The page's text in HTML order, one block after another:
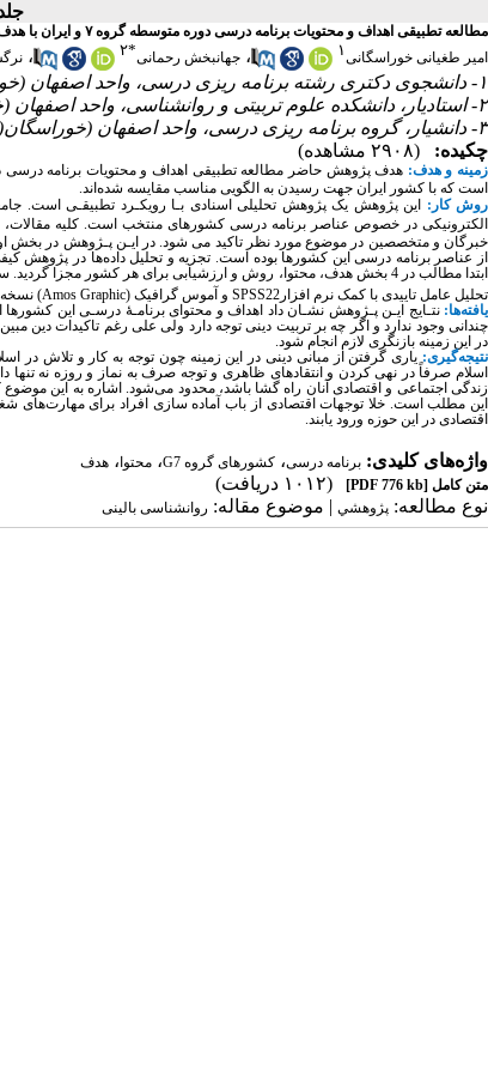
جلد ۳۰، شماره ۶ - ( ۶-
مطالعه تطبیقی اهداف و محتویات برنامه درسی دوره متوسطه گروه ۷ و ایران با هدف شناسایی تفاوت‌ها و شباهت‌های مهارت‌های شناختی و فراشناختی
امیر طغیانی خوراسگانی۱ ، جهانبخش رحمانی*۲ ،
۱- دانشجوی دکتری رشته برنامه ریزی درسی، واحد اصفهان (خوراسگان)، دانشگاه آزاد اسلامی، اصفهان، ایران،
۲- استادیار، دانشکده علوم تربیتی و روانشناسی، واحد اصفهان (خوراسگان)، دانشگاه آزاد اسلامی، اصفهان، ایران ،
۳- دانشیار، گروه برنامه ریزی درسی، واحد اصفهان (خوراسگان(، دانشگاه آزاد اسلامی، اصفهان، ایران،
چکیده:
(۲۹۰۸ مشاهده)
زمینه و هدف: هدف پژوهش حاضر مطالعه تطبیقی اهداف و محتویات برنامه
است که با کشور ایران جهت رسیدن به الگویی مناسب مقایسه شده‌اند.
روش کار: این پژوهش یک پژوهش تحلیلی اسنادی بـا رویکـرد تطبیقـی است.
الکترونیکی در خصوص عناصر برنامه درسی کشورهای منتخب است. کلیه
خبرگان و متخصصین در موضوع مورد نظر تاکید می ‌شود. در ایـن پـژوهش در بخش
از عناصر برنامه درسی این کشورها بوده است. تجزیه و تحلیل داده‌ها در پژوهش
ابتدا مطالب در 4 بخش هدف، محتوا، روش و ارزشیابی برای هر کشور
تحلیل عامل تاییدی با کمک نرم افزار SPSS22 و آموس گرافیک (Amos Graphic
) نسخه 23 استفاده شده است. در ضمن در بخش کیفی و استخراج مدل از نرم افزار
یافته‌ها:نتـایج ایـن پـژوهش نشـان داد اهداف و محتوای برنامـۀ درسـی این
چندانی وجود ندارد و اگر چه بر تربیت دینی توجه دارد ولی علی رغم تاکیدات
در این زمینه بازنگری لازم انجام شود.
نتیجه‌گیری: یاری گرفتن از مبانی دینی در این زمینه چون توجه به کار و تلاش در
اسلام صرفاً در نهی کردن و انتقاد‌های ظاهری و توجه صرف به نماز و روزه نه
زندگی اجتماعی و اقتصادی آنان راه گشا باشد، محدود می‌شود. اشاره به این
این مطلب است. خلا توجهات اقتصادی از باب آماده سازی افراد برای
اقتصادی در این حوزه ورود یابند.
واژه‌های کلیدی: برنامه درسی، کشورهای گروه G7 ، محتوا، هدف
متن کامل [PDF 776 kb]
(۱۰۱۲ دریافت)
نوع مطالعه: پژوهشي | موضوع مقاله: روانشناسی بالینی